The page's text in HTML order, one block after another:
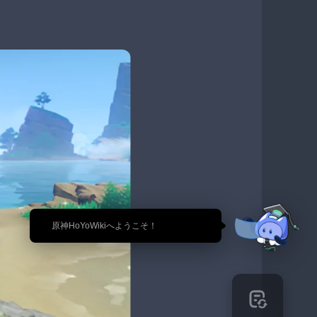
🎉 原神HoYoWikiへようこそ！